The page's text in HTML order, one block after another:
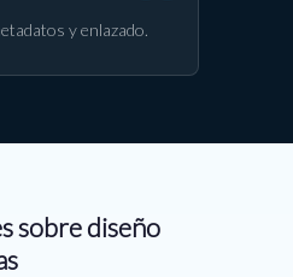
y enlazado.
sobre diseño